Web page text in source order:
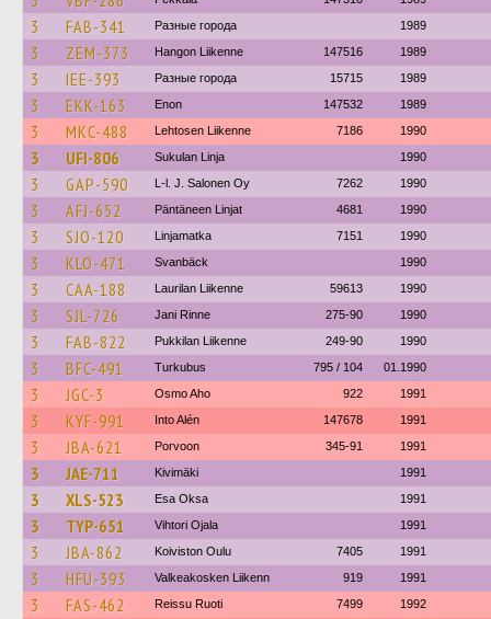
3 FAB-341 Разные города 1989
3 ZEM-373 Hangon Liikenne 147516 1989
3 IEE-393 Разные города 15715 1989
3 EKK-163 Enon 147532 1989
3 MKC-488 Lehtosen Liikenne 7186 1990
3 UFI-806 Sukulan Linja 1990
3 GAP-590 L-l. J. Salonen Oy 7262 1990
3 AFJ-652 Päntäneen Linjat 4681 1990
3 SJO-120 Linjamatka 7151 1990
3 KLO-471 Svanbäck 1990
3 CAA-188 Laurilan Liikenne 59613 1990
3 SJL-726 Jani Rinne 275-90 1990
3 FAB-822 Pukkilan Liikenne 249-90 1990
3 BFC-491 Turkubus 795 / 104 01.1990
3 JGC-3 Osmo Aho 922 1991
3 KYF-991 Into Alén 147678 1991
3 JBA-621 Porvoon 345-91 1991
3 JAE-711 Kivimäki 1991
3 XLS-523 Esa Oksa 1991
3 TYP-651 Vihtori Ojala 1991
3 JBA-862 Koiviston Oulu 7405 1991
3 HFU-393 Valkeakosken Liikenn 919 1991
3 FAS-462 Reissu Ruoti 7499 1992